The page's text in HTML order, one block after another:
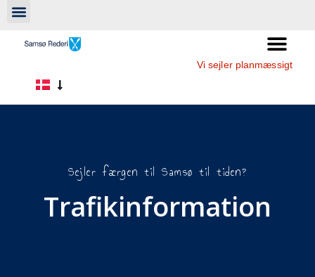
Vi sejler planmæssigt
Sejler færgen til Samsø til tiden?
Trafikinformation